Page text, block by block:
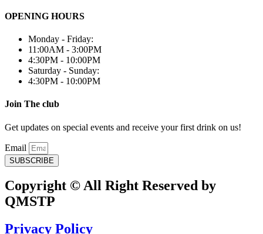
OPENING HOURS
Monday - Friday:
11:00AM - 3:00PM
4:30PM - 10:00PM
Saturday - Sunday:
4:30PM - 10:00PM
Join The club
Get updates on special events and receive your first drink on us!
Email
SUBSCRIBE
Copyright © All Right Reserved by
QMSTP
Privacy Policy